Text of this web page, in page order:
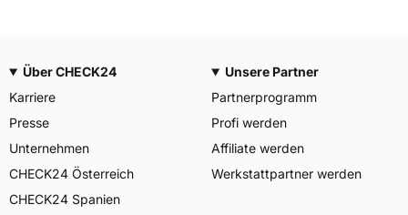
Über CHECK24
Karriere
Presse
Unternehmen
CHECK24 Österreich
CHECK24 Spanien
Unsere Partner
Partnerprogramm
Profi werden
Affiliate werden
Werkstattpartner werden